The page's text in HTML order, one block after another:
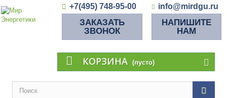
+7(495) 748-95-00 info@mirdgu.ru
ЗАКАЗАТЬ
ЗВОНОК
НАПИШИТЕ
НАМ
КОРЗИНА (пусто)